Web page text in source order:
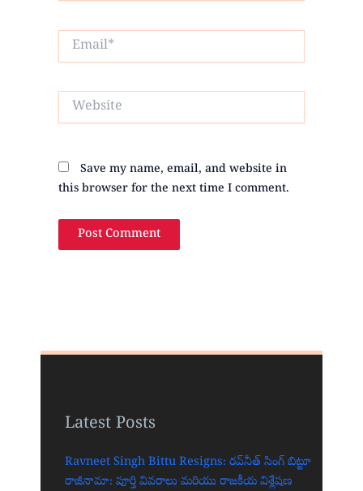
Email*
Website
Save my name, email, and website in
this browser for the next time I comment.
Latest Posts
Ravneet Singh Bittu Resigns: రవ్‌నీత్ సింగ్ బిట్టూ
రాజీనామా: పూర్తి వివరాలు మరియు రాజకీయ విశ్లేషణ